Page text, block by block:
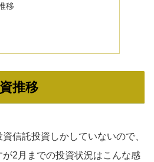
移
推移
信託投資しかしていないので、
2月までの投資状況はこんな感